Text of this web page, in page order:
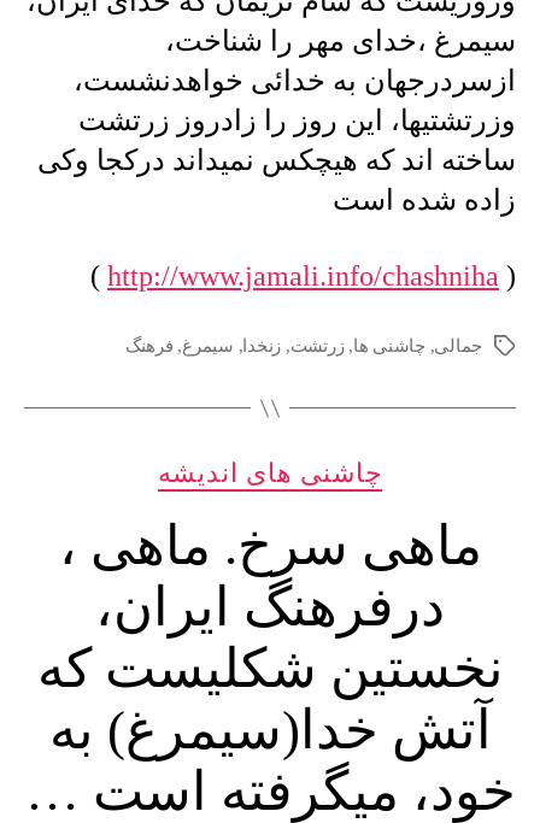
سیمرغ ،خدای مهر را شناخت،
ازسردرجهان به خدائی خواهدنشست،
وزرتشتیها، این روز را زادروز زرتشت
ساخته اند که هیچکس نمیداند درکجا وکی
زاده شده است
(
http://www.jamali.info/chashniha
)
برچسب‌ها
جمالی, چاشنی ها,زرتشت, زنخدا , سیمرغ, فرهنگ
دسته‌ها
چاشنی های اندیشه
ماهی سرخ. ماهی ،
درفرهنگ ایران،
نخستین شکلیست که
آتش خدا(سیمرغ) به
خود، میگرفته است …